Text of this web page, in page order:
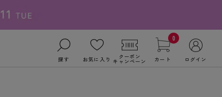
探す お気に入り クーポン
キャンペーン
0
カート ログイン